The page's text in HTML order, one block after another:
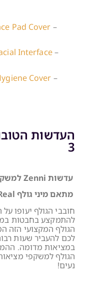
Pad Cover –
Interface–
Cover –
העדשות
3
עדשות Zenni למשקפי מציאות מדומה קווסט 3
מתאם מיני גולף HelloReal לשלט מציאות מדומה
חובבי הגולף יעופו
להתמקצע בחבטות
הגולף המקצועי
לכם להעביר שעות
במציאות מדומה.
נעים!